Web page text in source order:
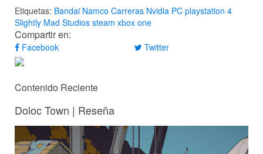
Etiquetas: Bandai Namco Carreras Nvidia PC playstation 4
Slightly Mad Studios steam xbox one
Compartir en:
Facebook Twitter
Contenido Reciente
Doloc Town | Reseña